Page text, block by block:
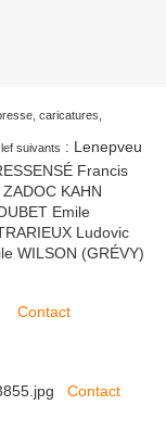
caricatures,
suivants : Lenepveu
Francis
KAHN
Emile
Ludovic
WILSON (GRÉVY)
: Contact
Contact